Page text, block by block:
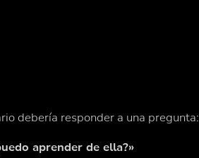
debería responder a una pregunta:
aprender de ella?»